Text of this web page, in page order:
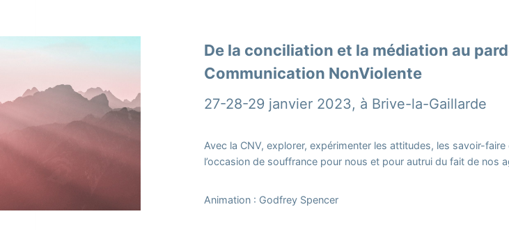
De la conciliation et la médiation au
Communication NonViolente
27-28-29 janvier 2023, à Brive-la-Gaillarde
Avec la CNV, explorer, expérimenter les attitudes, les savoir-
l’occasion de souffrance pour nous et pour autrui du fait de nos
Animation : Godfrey Spencer